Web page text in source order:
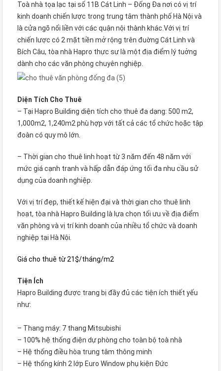
Toà nhà tọa lạc tại số 11B Cát Linh – Đống Đa nơi có vị trí
kinh doanh chiến lược trong trung tâm thành phố Hà Nội và
là cửa ngõ nối liền với các quận nội thành khác.Với vị trí
chiến lược có 2 mặt tiền mở rộng trên đuờng Cát Linh và
Bích Câu, tòa nhà Hapro thực sự là một địa điểm lý tuởng
dành cho các văn phòng chuyên nghiệp.
Diện Tích Cho Thuê
– Tại Hapro Building diện tích cho thuê đa dạng: 500 m2,
1,000m2, 1,240m2 phù hợp với tất cả các tổ chức hoặc tập
đoàn có quy mô lớn.
– Thời gian cho thuê linh hoạt từ 3 năm đến 48 năm với
mức giá cạnh tranh và hấp dẫn đáp ứng tối đa nhu cầu sử
dụng của doanh nghiệp.
Với vị trí đẹp, thiết kế hiện đại và thời gian cho thuê linh
hoạt, tòa nhà Hapro Building là lựa chọn tối ưu về địa điểm
văn phòng và vị trí kinh doanh của nhiều tổ chức và doanh
nghiệp tại Hà Nội.
Giá cho thuê từ 21$/tháng/m2
Tiện Ích
Hapro Building được trang bị đầy đủ các tiện ích thiết yếu
như:
– Thang máy: 7 thang Mitsubishi
– 100% hệ thống điện dự phòng cho toàn bộ toà nhà
– Hệ thống điều hòa trung tâm thông minh
– Hệ thống kính 2 lớp Euro Window phụ kiện Đức